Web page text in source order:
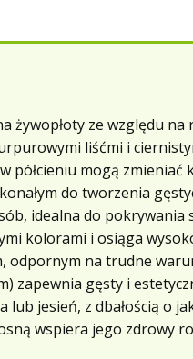
żywopłoty ze względu
liśćmi i
półcieniu mogą
do tworzenia
idealna do
kolorami i osiąga
odpornym na trudne
zapewnia gęsty i
jesień, z dbałością o
wspiera jego zdrowy